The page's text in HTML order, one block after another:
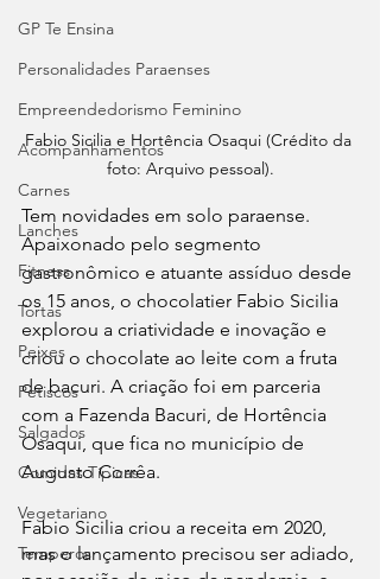
GP Te Ensina
Personalidades Paraenses
Empreendedorismo Feminino
Acompanhamentos
Carnes
Lanches
Fitness
Tortas
Peixes
Petiscos
Salgados
Comidas Típicas
Vegetariano
Temperos
Fabio Sicilia e Hortência Osaqui (Crédito da
foto: Arquivo pessoal).
Tem novidades em solo paraense.
Apaixonado pelo segmento
gastronômico e atuante assíduo desde
os 15 anos, o chocolatier Fabio Sicilia
explorou a criatividade e inovação e
criou o chocolate ao leite com a fruta
de bacuri. A criação foi em parceria
com a Fazenda Bacuri, de Hortência
Osaqui, que fica no município de
Augusto Corrêa.
Fabio Sicilia criou a receita em 2020,
mas o lançamento precisou ser adiado,